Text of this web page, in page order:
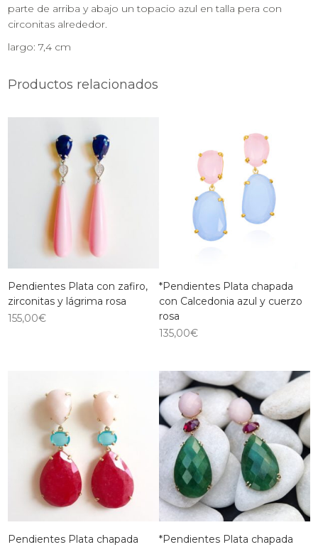
parte de arriba y abajo un topacio azul en talla pera con
circonitas alrededor.
largo: 7,4 cm
Productos relacionados
Pendientes Plata con zafiro,
zirconitas y lágrima rosa
155,00€
*Pendientes Plata chapada
con Calcedonia azul y cuerzo
rosa
135,00€
Pendientes Plata chapada
*Pendientes Plata chapada